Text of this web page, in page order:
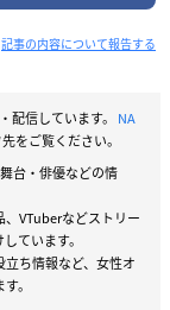
記事の内容について報告する
配信しています。 NA
をご覧ください。
台・俳優などの情
VTuberなどストリー
ています。
ち情報など、女性オ
。